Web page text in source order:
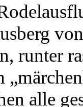
runter
alle